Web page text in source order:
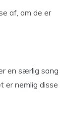
af, om de er
en særlig sang
er nemlig disse